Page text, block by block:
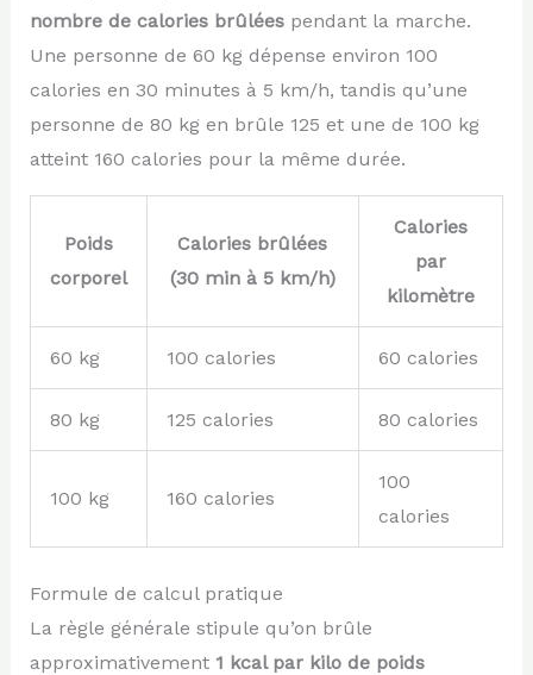
nombre de calories brûléespendant la marche.
Une personne de 60 kg dépense environ 100
calories en 30 minutes à 5 km/h, tandis qu’une
personne de 80 kg en brûle 125 et une de 100 kg
atteint 160 calories pour la même durée.
Poids
corporel
Calories brûlées
(30 min à 5 km/h)
Calories
par
kilomètre
60 kg 100 calories 60 calories
80 kg 125 calories 80 calories
100 kg 160 calories
100
calories
Formule de calcul pratique
La règle générale stipule qu’on brûle
approximativement 1 kcal par kilo de poids